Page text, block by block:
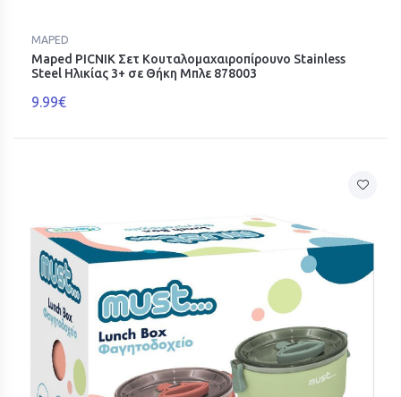
MAPED
Maped PICNIK Σετ Κουταλομαχαιροπίρουνο Stainless
Steel Ηλικίας 3+ σε Θήκη Μπλε 878003
9.99€